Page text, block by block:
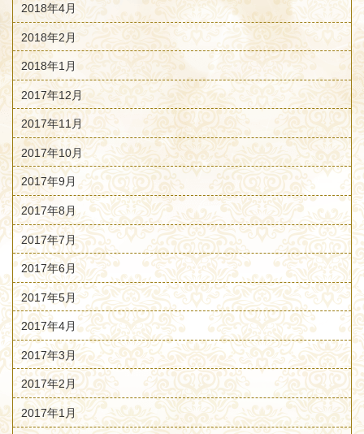
2018年4月
2018年2月
2018年1月
2017年12月
2017年11月
2017年10月
2017年9月
2017年8月
2017年7月
2017年6月
2017年5月
2017年4月
2017年3月
2017年2月
2017年1月